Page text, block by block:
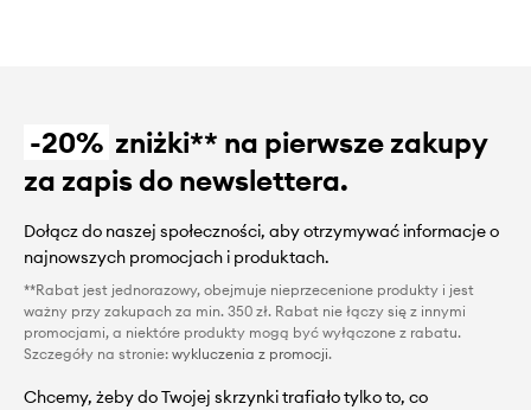
-20% zniżki** na pierwsze zakupy
za zapis do newslettera.
Dołącz do naszej społeczności, aby otrzymywać informacje o
najnowszych promocjach i produktach.
**Rabat jest jednorazowy, obejmuje nieprzecenione produkty i jest
ważny przy zakupach za min. 350 zł. Rabat nie łączy się z innymi
promocjami, a niektóre produkty mogą być wyłączone z rabatu.
Szczegóły na stronie: wykluczenia z promocji.
Chcemy, żeby do Twojej skrzynki trafiało tylko to, co